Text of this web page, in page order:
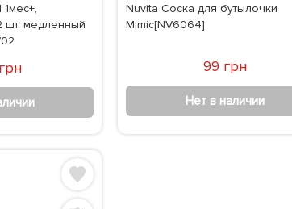
шт, медленный
Nuvita Соска для бутылочки
Mimic[NV6064]
99 грн
Нет в наличии